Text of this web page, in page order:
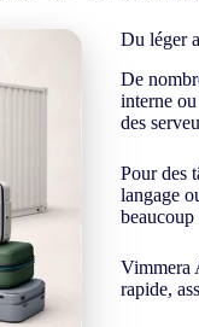
Du léger
De
interne
des
Pour des
langage
Vimmera
rapide,